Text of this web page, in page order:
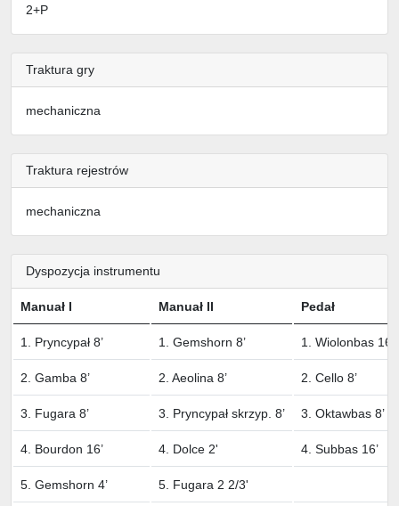
2+P
Traktura gry
mechaniczna
Traktura rejestrów
mechaniczna
Dyspozycja instrumentu
Manuał I Manuał II Pedał
1. Pryncypał 8’ 1. Gemshorn 8’ 1. Wiolonbas 16’
2. Gamba 8’ 2. Aeolina 8’ 2. Cello 8’
3. Fugara 8’ 3. Pryncypał skrzyp. 8’ 3. Oktawbas 8’
4. Bourdon 16’ 4. Dolce 2' 4. Subbas 16’
5. Gemshorn 4’ 5. Fugara 2 2/3'